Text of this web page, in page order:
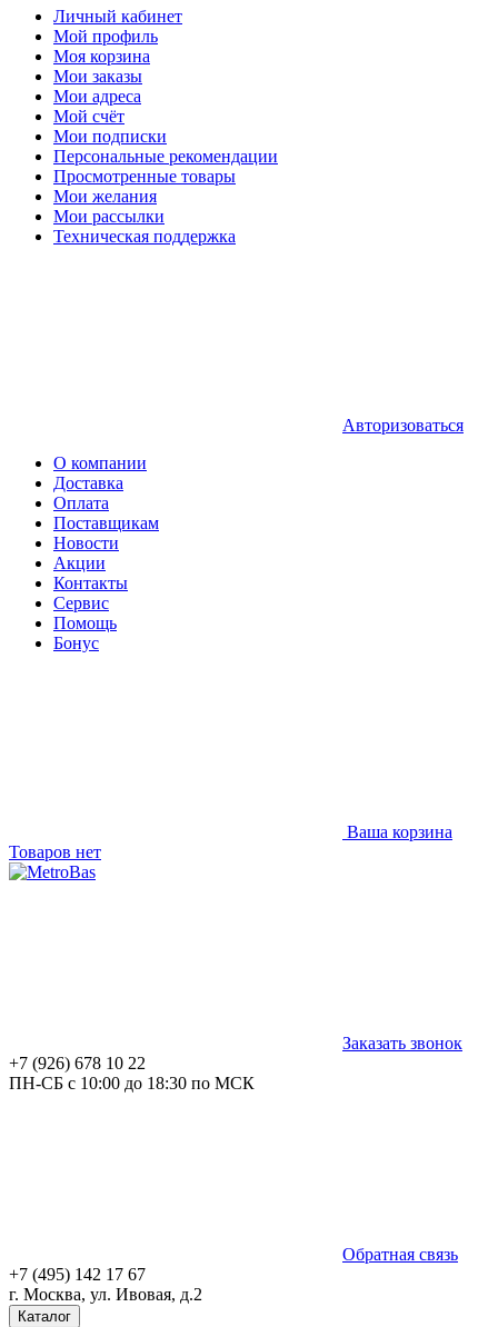
Личный кабинет
Мой профиль
Моя корзина
Мои заказы
Мои адреса
Мой счёт
Мои подписки
Персональные рекомендации
Просмотренные товары
Мои желания
Мои рассылки
Техническая поддержка
Авторизоваться
О компании
Доставка
Оплата
Поставщикам
Новости
Акции
Контакты
Сервис
Помощь
Бонус
Ваша корзина
Товаров нет
Заказать звонок
+7 (926) 678 10 22
ПН-СБ с 10:00 до 18:30 по МСК
Обратная связь
+7 (495) 142 17 67
г. Москва, ул. Ивовая, д.2
Каталог